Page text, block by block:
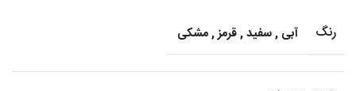
رنگ آبی ,سفید,قرمز,مشکی